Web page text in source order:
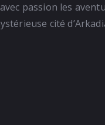
passion les
cité